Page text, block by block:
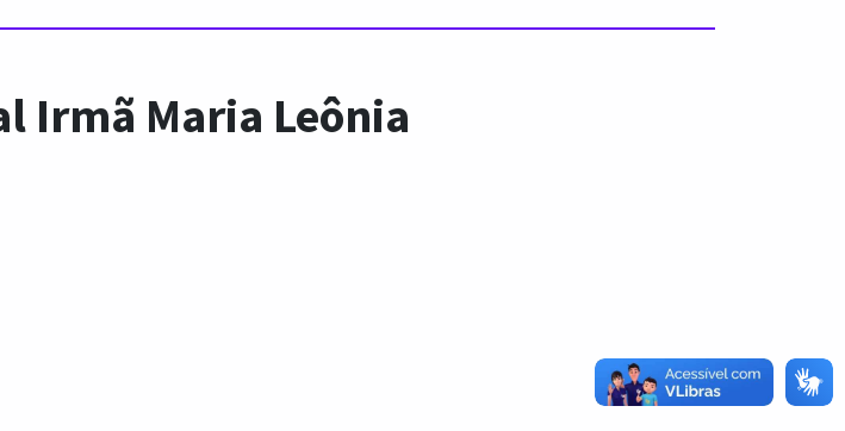
Irmã Maria Leônia